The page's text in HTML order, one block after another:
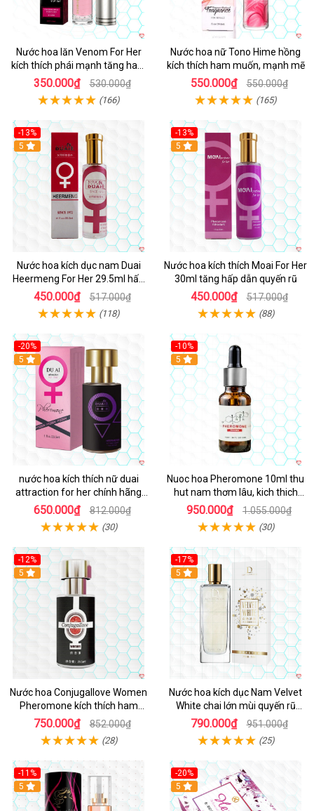
Nước hoa lăn Venom For Her
kích thích phái mạnh tăng ham
muốn
350.000₫ 530.000₫
(166)
Nước hoa nữ Tono Hime hồng
kích thích ham muốn, mạnh mẽ
550.000₫ 550.000₫
(165)
-13%
Hot
5
Nước hoa kích dục nam Duai
Heermeng For Her 29.5ml hấp
dẫn
450.000₫ 517.000₫
(118)
-13%
Hot
5
Nước hoa kích thích Moai For Her
30ml tăng hấp dẫn quyến rũ
450.000₫ 517.000₫
(88)
-20%
5
nước hoa kích thích nữ duai
attraction for her chính hãng
chai 30ml hấp dẫn quyến rũ
650.000₫ 812.000₫
(30)
-10%
5
Nuoc hoa Pheromone 10ml thu
hut nam thơm lâu, kich thich
mạnh
950.000₫ 1.055.000₫
(30)
-12%
5
Nước hoa Conjugallove Women
Pheromone kích thích ham
muốn tình dục
750.000₫ 852.000₫
(28)
-17%
5
Nước hoa kích dục Nam Velvet
White chai lớn mùi quyến rũ
mạnh
790.000₫ 951.000₫
(25)
-11%
5
-20%
5